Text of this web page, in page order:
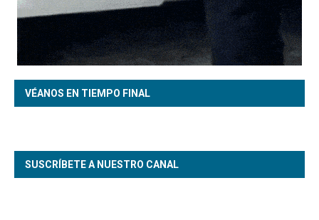
VÉANOS EN TIEMPO FINAL
SUSCRÍBETE A NUESTRO CANAL